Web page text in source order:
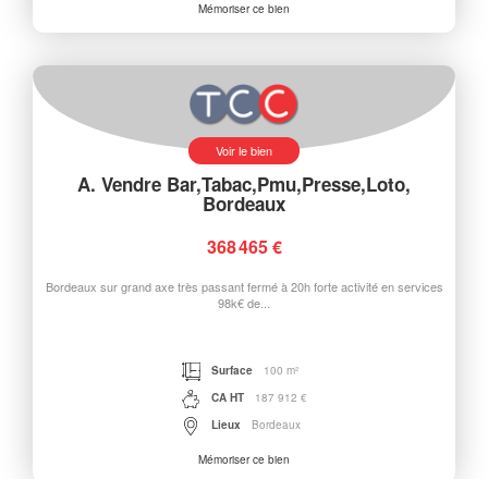
Mémoriser ce bien
Voir le bien
A. Vendre Bar,Tabac,Pmu,Presse,Loto,
Bordeaux
368 465 €
Bordeaux sur grand axe très passant fermé à 20h forte activité en services
98k€ de...
Surface
100 m²
CA HT
187 912 €
Lieux
Bordeaux
Mémoriser ce bien